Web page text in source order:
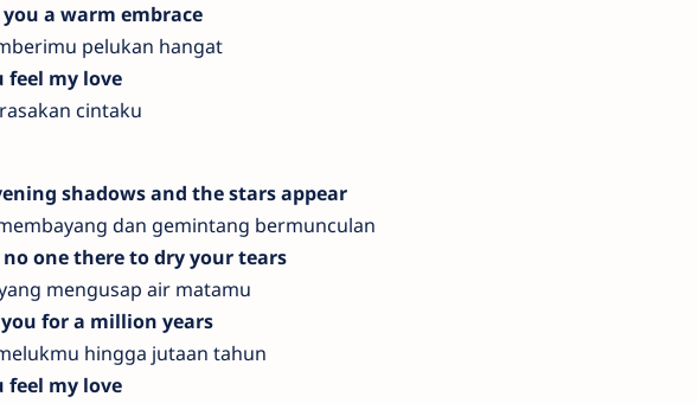
a warm embrace
pelukan hangat
feel my love
cintaku
shadows and the stars appear
dan gemintang bermunculan
one there to dry your tears
mengusap air matamu
for a million years
hingga jutaan tahun
feel my love